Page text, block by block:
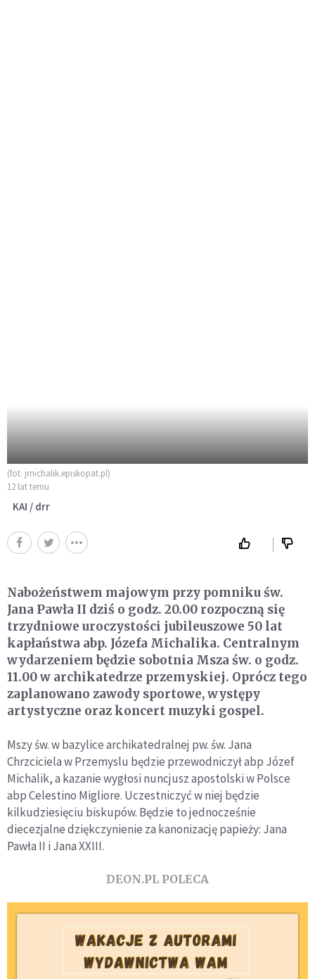
(fot. jmichalik.episkopat.pl)
12 lat temu
KAI / drr
Nabożeństwem majowym przy pomniku św.
Jana Pawła II dziś o godz. 20.00 rozpoczną się
trzydniowe uroczystości jubileuszowe 50 lat
kapłaństwa abp. Józefa Michalika. Centralnym
wydarzeniem będzie sobotnia Msza św. o godz.
11.00 w archikatedrze przemyskiej. Oprócz tego
zaplanowano zawody sportowe, występy
artystyczne oraz koncert muzyki gospel.
Mszy św. w bazylice archikatedralnej pw. św. Jana
Chrzciciela w Przemyslu będzie przewodniczył abp Józef
Michalik, a kazanie wygłosi nuncjusz apostolski w Polsce
abp Celestino Migliore. Uczestniczyć w niej będzie
kilkudziesięciu biskupów. Będzie to jednocześnie
diecezjalne dziękczynienie za kanonizację papieży: Jana
Pawła II i Jana XXIII.
DEON.PL POLECA